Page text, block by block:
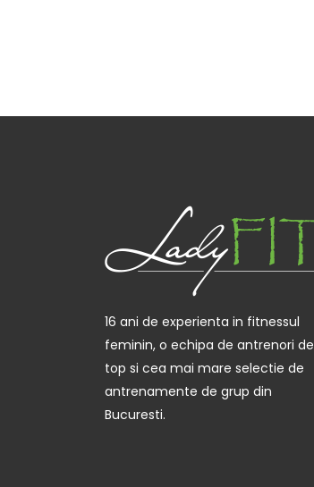
16 ani de experienta in fitnessul
feminin, o echipa de antrenori de
top si cea mai mare selectie de
antrenamente de grup din
Bucuresti.